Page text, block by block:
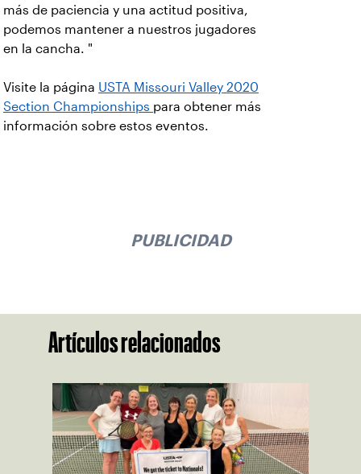
más de paciencia y una actitud positiva,
podemos mantener a nuestros jugadores
en la cancha. "
Visite la página USTA Missouri Valley 2020
Section Championships para obtener más
información sobre estos eventos.
PUBLICIDAD
Artículos relacionados